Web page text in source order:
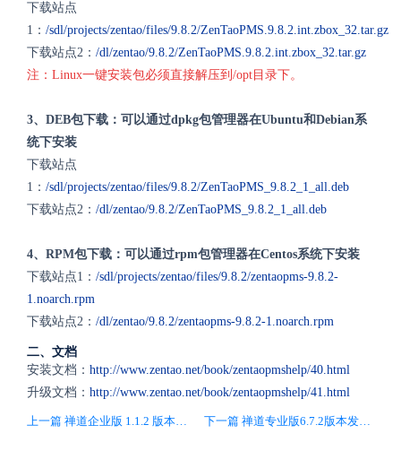
下载站点
1： /sdl/projects/zentao/files/9.8.2/ZenTaoPMS.9.8.2.int.zbox_32.tar.gz
下载站点2： /dl/zentao/9.8.2/ZenTaoPMS.9.8.2.int.zbox_32.tar.gz
注：Linux一键安装包必须直接解压到/opt目录下。
3、DEB包下载：可以通过dpkg包管理器在Ubuntu和Debian系
统下安装
下载站点
1： /sdl/projects/zentao/files/9.8.2/ZenTaoPMS_9.8.2_1_all.deb
下载站点2： /dl/zentao/9.8.2/ZenTaoPMS_9.8.2_1_all.deb
4、RPM包下载：可以通过rpm包管理器在Centos系统下安装
下载站点1： /sdl/projects/zentao/files/9.8.2/zentaopms-9.8.2-
1.noarch.rpm
下载站点2： /dl/zentao/9.8.2/zentaopms-9.8.2-1.noarch.rpm
二、文档
安装文档： http://www.zentao.net/book/zentaopmshelp/40.html
升级文档： http://www.zentao.net/book/zentaopmshelp/41.html
上一篇 禅道企业版 1.1.2 版本发布，主要兼容开源版9.8.1版本功能 下一篇 禅道专业版6.7.2版本发布，兼容开源版9.8.2版本